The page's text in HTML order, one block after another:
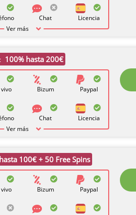
Ver más
Chat Licencia
100% hasta 200€
Ver más
vivo Bizum Paypal
Chat Licencia
100€ + 50 Free Spins
vivo Bizum Paypal